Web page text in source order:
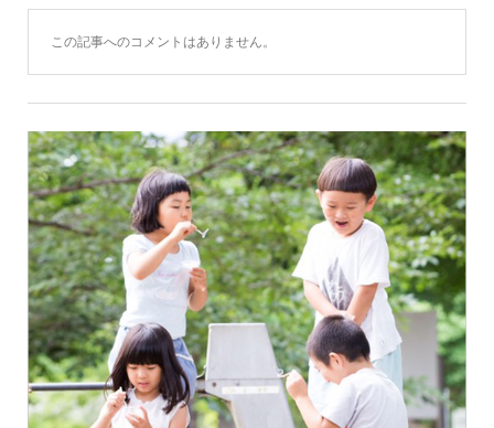
この記事へのコメントはありません。